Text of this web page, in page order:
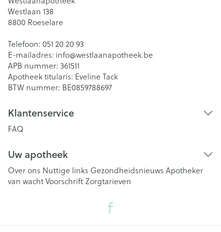
Westlaan 138
8800 Roeselare
Telefoon: 051 20 20 93
E-mailadres: info@westlaanapotheek.be
APB nummer: 361511
Apotheek titularis: Eveline Tack
BTW nummer: BE0859788697
Klantenservice
FAQ
Uw apotheek
Over ons Nuttige links Gezondheidsnieuws Apotheker
van wachtVoorschriftZorgtarieven